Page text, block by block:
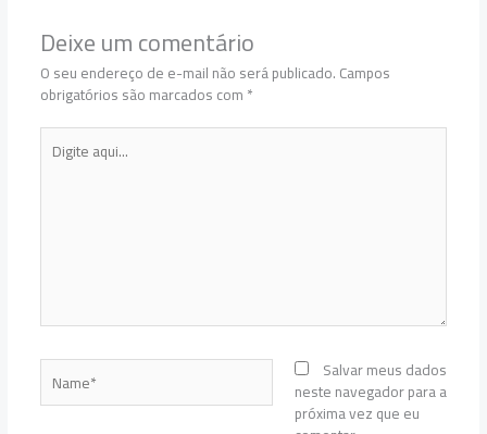
Deixe um comentário
O seu endereço de e-mail não será publicado.Campos
obrigatórios são marcados com*
Digite
aqui...
Name* Salvar meus dados
neste navegador para a
próxima vez que eu